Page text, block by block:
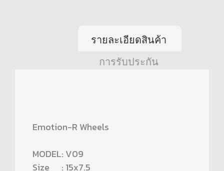
รายละเอียดสินค้า
การรับประกัน
Emotion-R Wheels
MODEL: V09
Size : 15x7.5